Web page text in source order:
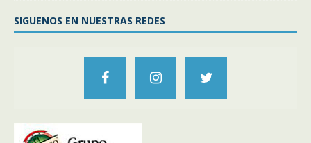
SIGUENOS EN NUESTRAS REDES